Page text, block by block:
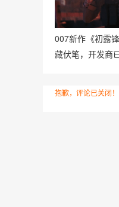
007新作《初露
藏伏笔，开发商
抱歉，评论已关闭！